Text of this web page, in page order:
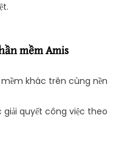
mềm Amis
khác trên cùng nền
giải quyết công việc theo